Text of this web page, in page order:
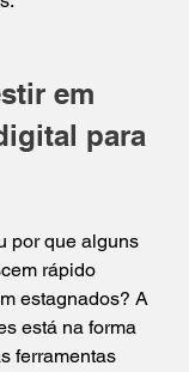
em
para
por que alguns
rápido
estagnados? A
está na forma
ferramentas